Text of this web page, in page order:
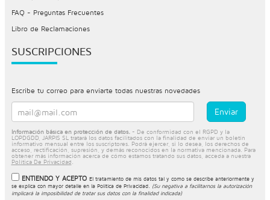
FAQ - Preguntas Frecuentes
Libro de Reclamaciones
SUSCRIPCIONES
Escribe tu correo para enviarte todas nuestras novedades
Información básica en protección de datos. - De conformidad con el RGPD y la
LOPDGDD, JARPIS SL tratará los datos facilitados con la finalidad de enviar un boletín
informativo mensual entre los suscriptores. Podrá ejercer, si lo desea, los derechos de
acceso, rectificación, supresión, y demás reconocidos en la normativa mencionada. Para
obtener más información acerca de cómo estamos tratando sus datos, acceda a nuestra
Política De Privacidad
ENTIENDO Y ACEPTO El tratamiento de mis datos tal y como se describe anteriormente y
se explica con mayor detalle en la Política de Privacidad.
(Su negativa a facilitarnos la autorización
implicará la imposibilidad de tratar sus datos con la finalidad indicada)